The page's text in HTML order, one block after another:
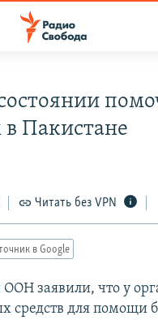
Пакистане
Читать без VPN
в Google
ООН заявили, что у
средств для помощи